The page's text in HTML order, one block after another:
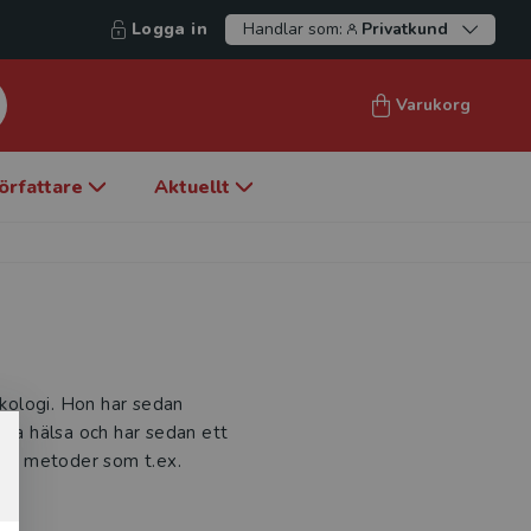
Logga in Handlar som: Privatkund
Varukorg
Aktuellt
Hon har sedan
hälsa och har sedan ett
metoder som t.ex.